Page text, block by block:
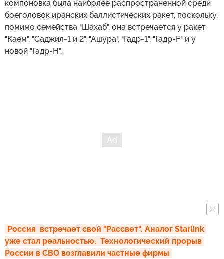
компоновка была наиболее распространенной среди
боеголовок иранских баллистических ракет, поскольку,
помимо семейства "Шахаб", она встречается у ракет
"Каем", "Саджил-1 и 2", "Ашура", "Гадр-1", "Гадр-F" и у
новой "Гадр-H".
Россия  встречает свой "Рассвет". Аналог Starlink
уже стал реальностью.  Технологический прорыв
России в СВО возглавили частные фирмы